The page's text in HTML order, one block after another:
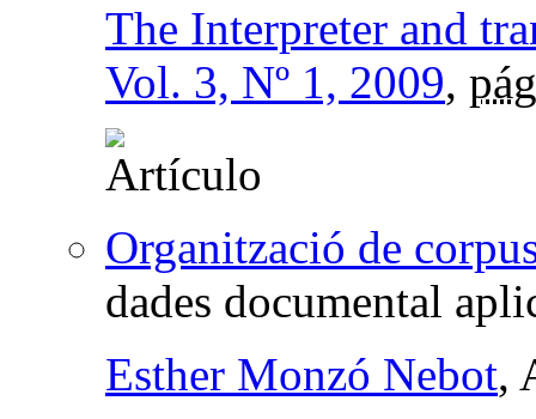
The Interpreter and
Vol. 3, Nº 1, 2009,
Organització de
dades documental
Esther Monzó Nebot,